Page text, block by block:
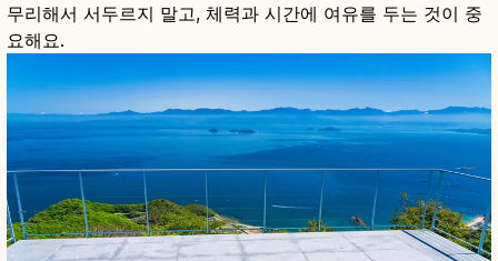
무리해서 서두르지 말고, 체력과 시간에 여유를 두는 것이 중
요해요.